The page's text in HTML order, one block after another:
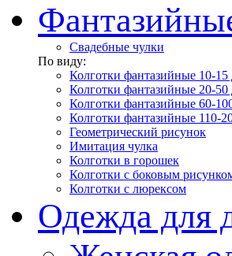
Свадебные чулки
По виду:
Колготки фантазийные 10-15
Колготки фантазийные 20-50
Колготки фантазийные 60-
Колготки фантазийные 110-
Геометрический рисунок
Имитация чулка
Колготки в горошек
Колготки с боковым
Колготки с люрексом
Одежда для